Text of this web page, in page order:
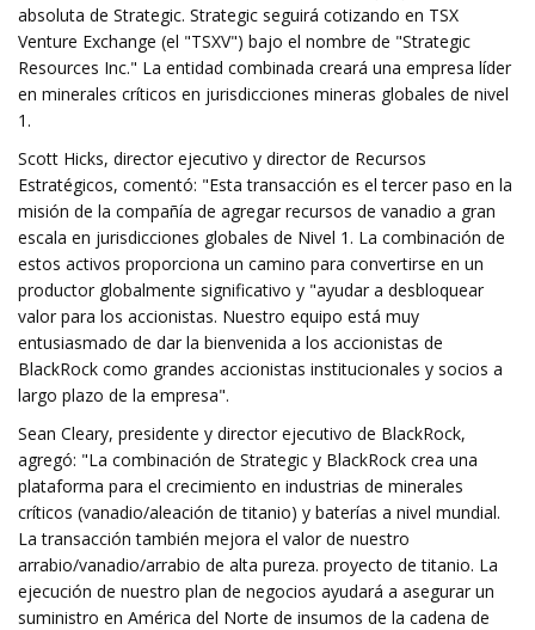
absoluta de Strategic. Strategic seguirá cotizando en TSX
Venture Exchange (el "TSXV") bajo el nombre de "Strategic
Resources Inc." La entidad combinada creará una empresa líder
en minerales críticos en jurisdicciones mineras globales de nivel
1.
Scott Hicks, director ejecutivo y director de Recursos
Estratégicos, comentó: "Esta transacción es el tercer paso en la
misión de la compañía de agregar recursos de vanadio a gran
escala en jurisdicciones globales de Nivel 1. La combinación de
estos activos proporciona un camino para convertirse en un
productor globalmente significativo y "ayudar a desbloquear
valor para los accionistas. Nuestro equipo está muy
entusiasmado de dar la bienvenida a los accionistas de
BlackRock como grandes accionistas institucionales y socios a
largo plazo de la empresa".
Sean Cleary, presidente y director ejecutivo de BlackRock,
agregó: "La combinación de Strategic y BlackRock crea una
plataforma para el crecimiento en industrias de minerales
críticos (vanadio/aleación de titanio) y baterías a nivel mundial.
La transacción también mejora el valor de nuestro
arrabio/vanadio/arrabio de alta pureza. proyecto de titanio. La
ejecución de nuestro plan de negocios ayudará a asegurar un
suministro en América del Norte de insumos de la cadena de